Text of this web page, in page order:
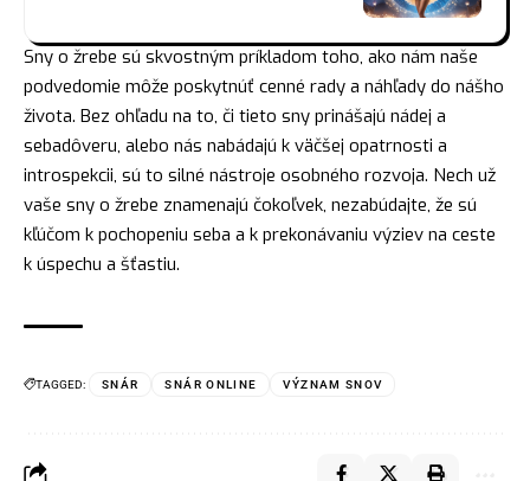
Sny o žrebe sú skvostným príkladom toho, ako nám naše
podvedomie môže poskytnúť cenné rady a náhľady do nášho
života. Bez ohľadu na to, či tieto sny prinášajú nádej a
sebadôveru, alebo nás nabádajú k väčšej opatrnosti a
introspekcii, sú to silné nástroje osobného rozvoja. Nech už
vaše sny o žrebe znamenajú čokoľvek, nezabúdajte, že sú
kľúčom k pochopeniu seba a k prekonávaniu výziev na ceste
k úspechu a šťastiu.
TAGGED: SNÁR SNÁR ONLINE VÝZNAM SNOV